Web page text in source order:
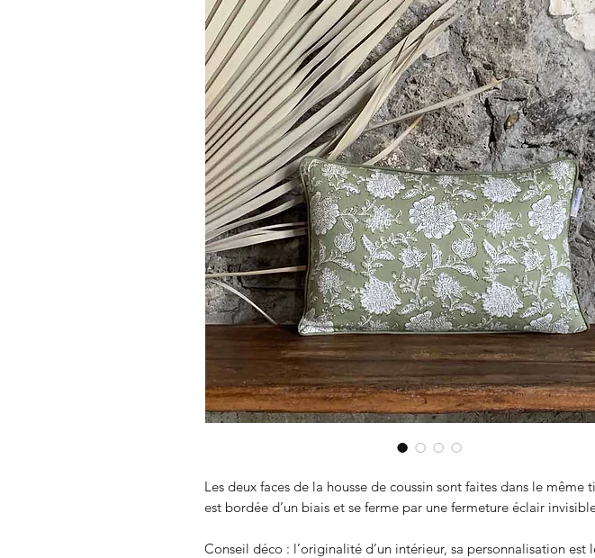
Les deux faces de la housse de coussin sont faites dans le même
est bordée d’un biais et se ferme par une fermeture éclair
Conseil déco : l’originalité d’un intérieur, sa personnalisation est